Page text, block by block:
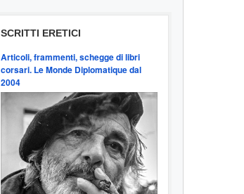
SCRITTI ERETICI
Articoli, frammenti, schegge di libri
corsari. Le Monde Diplomatique dal
2004